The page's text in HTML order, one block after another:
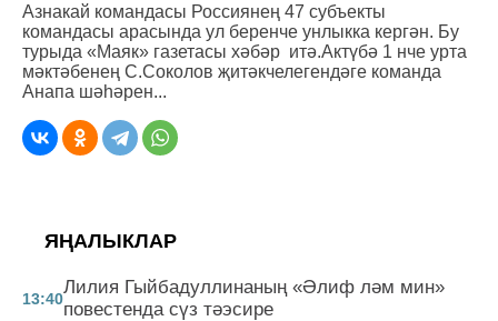
Азнакай командасы Россиянең 47 субъекты
командасы арасында ул беренче унлыкка кергән. Бу
турыда «Маяк» газетасы хәбәр итә.Актүбә 1 нче урта
мәктәбенең С.Соколов җитәкчелегендәге команда
Анапа шәһәрен...
ЯҢАЛЫКЛАР
13:40
Лилия Гыйбадуллинаның «Әлиф ләм мин»
повестенда сүз тәэсире